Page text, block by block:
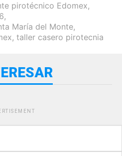
pirotécnico Edomex,
,
María del Monte,
, taller casero pirotecnia